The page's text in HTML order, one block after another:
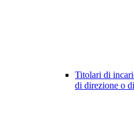
Titolari di
di direzione o